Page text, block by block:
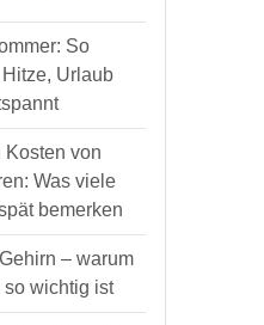
So
Urlaub
Kosten von
Was viele
bemerken
– warum
wichtig ist